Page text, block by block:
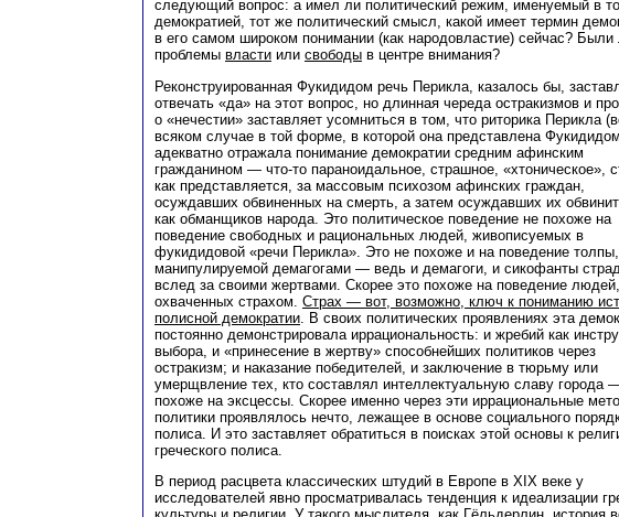
следующий вопрос: а имел ли политический режим, именуемый в
демократией, тот же политический смысл, какой имеет термин
в его самом широком понимании (как народовластие) сейчас? Были
проблемы власти или свободы в центре внимания?
Реконструированная Фукидидом речь Перикла, казалось бы,
отвечать «да» на этот вопрос, но длинная череда остракизмов и
о «нечестии» заставляет усомниться в том, что риторика Перикла
всяком случае в той форме, в которой она представлена
адекватно отражала понимание демократии средним афинским
гражданином — что-то параноидальное, страшное, «хтоническое»,
как представляется, за массовым психозом афинских граждан,
осуждавших обвиненных на смерть, а затем осуждавших их
как обманщиков народа. Это политическое поведение не похоже на
поведение свободных и рациональных людей, живописуемых в
фукидидовой «речи Перикла». Это не похоже и на поведение толпы,
манипулируемой демагогами — ведь и демагоги, и сикофанты
вслед за своими жертвами. Скорее это похоже на поведение людей,
охваченных страхом. Страх — вот, возможно, ключ к пониманию
полисной демократии . В своих политических проявлениях эта
постоянно демонстрировала иррациональность: и жребий как
выбора, и «принесение в жертву» способнейших политиков через
остракизм; и наказание победителей, и заключение в тюрьму или
умерщвление тех, кто составлял интеллектуальную славу города
похоже на эксцессы. Скорее именно через эти иррациональные
политики проявлялось нечто, лежащее в основе социального
полиса. И это заставляет обратиться в поисках этой основы к
греческого полиса.
В период расцвета классических штудий в Европе в ХIХ веке у
исследователей явно просматривалась тенденция к идеализации